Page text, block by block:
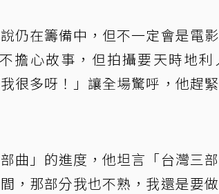
仍在籌備中，但不一定會是電
擔心故事，但拍攝要天時地利
很多呀！」讓全場驚呼，他趕
曲」的進度，他坦言「台灣三
，那部分我也不熟，我還是要